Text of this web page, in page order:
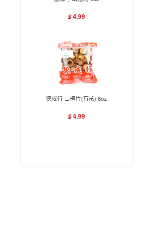
$4.99
德成行 山楂片(有核) 6oz
$4.99